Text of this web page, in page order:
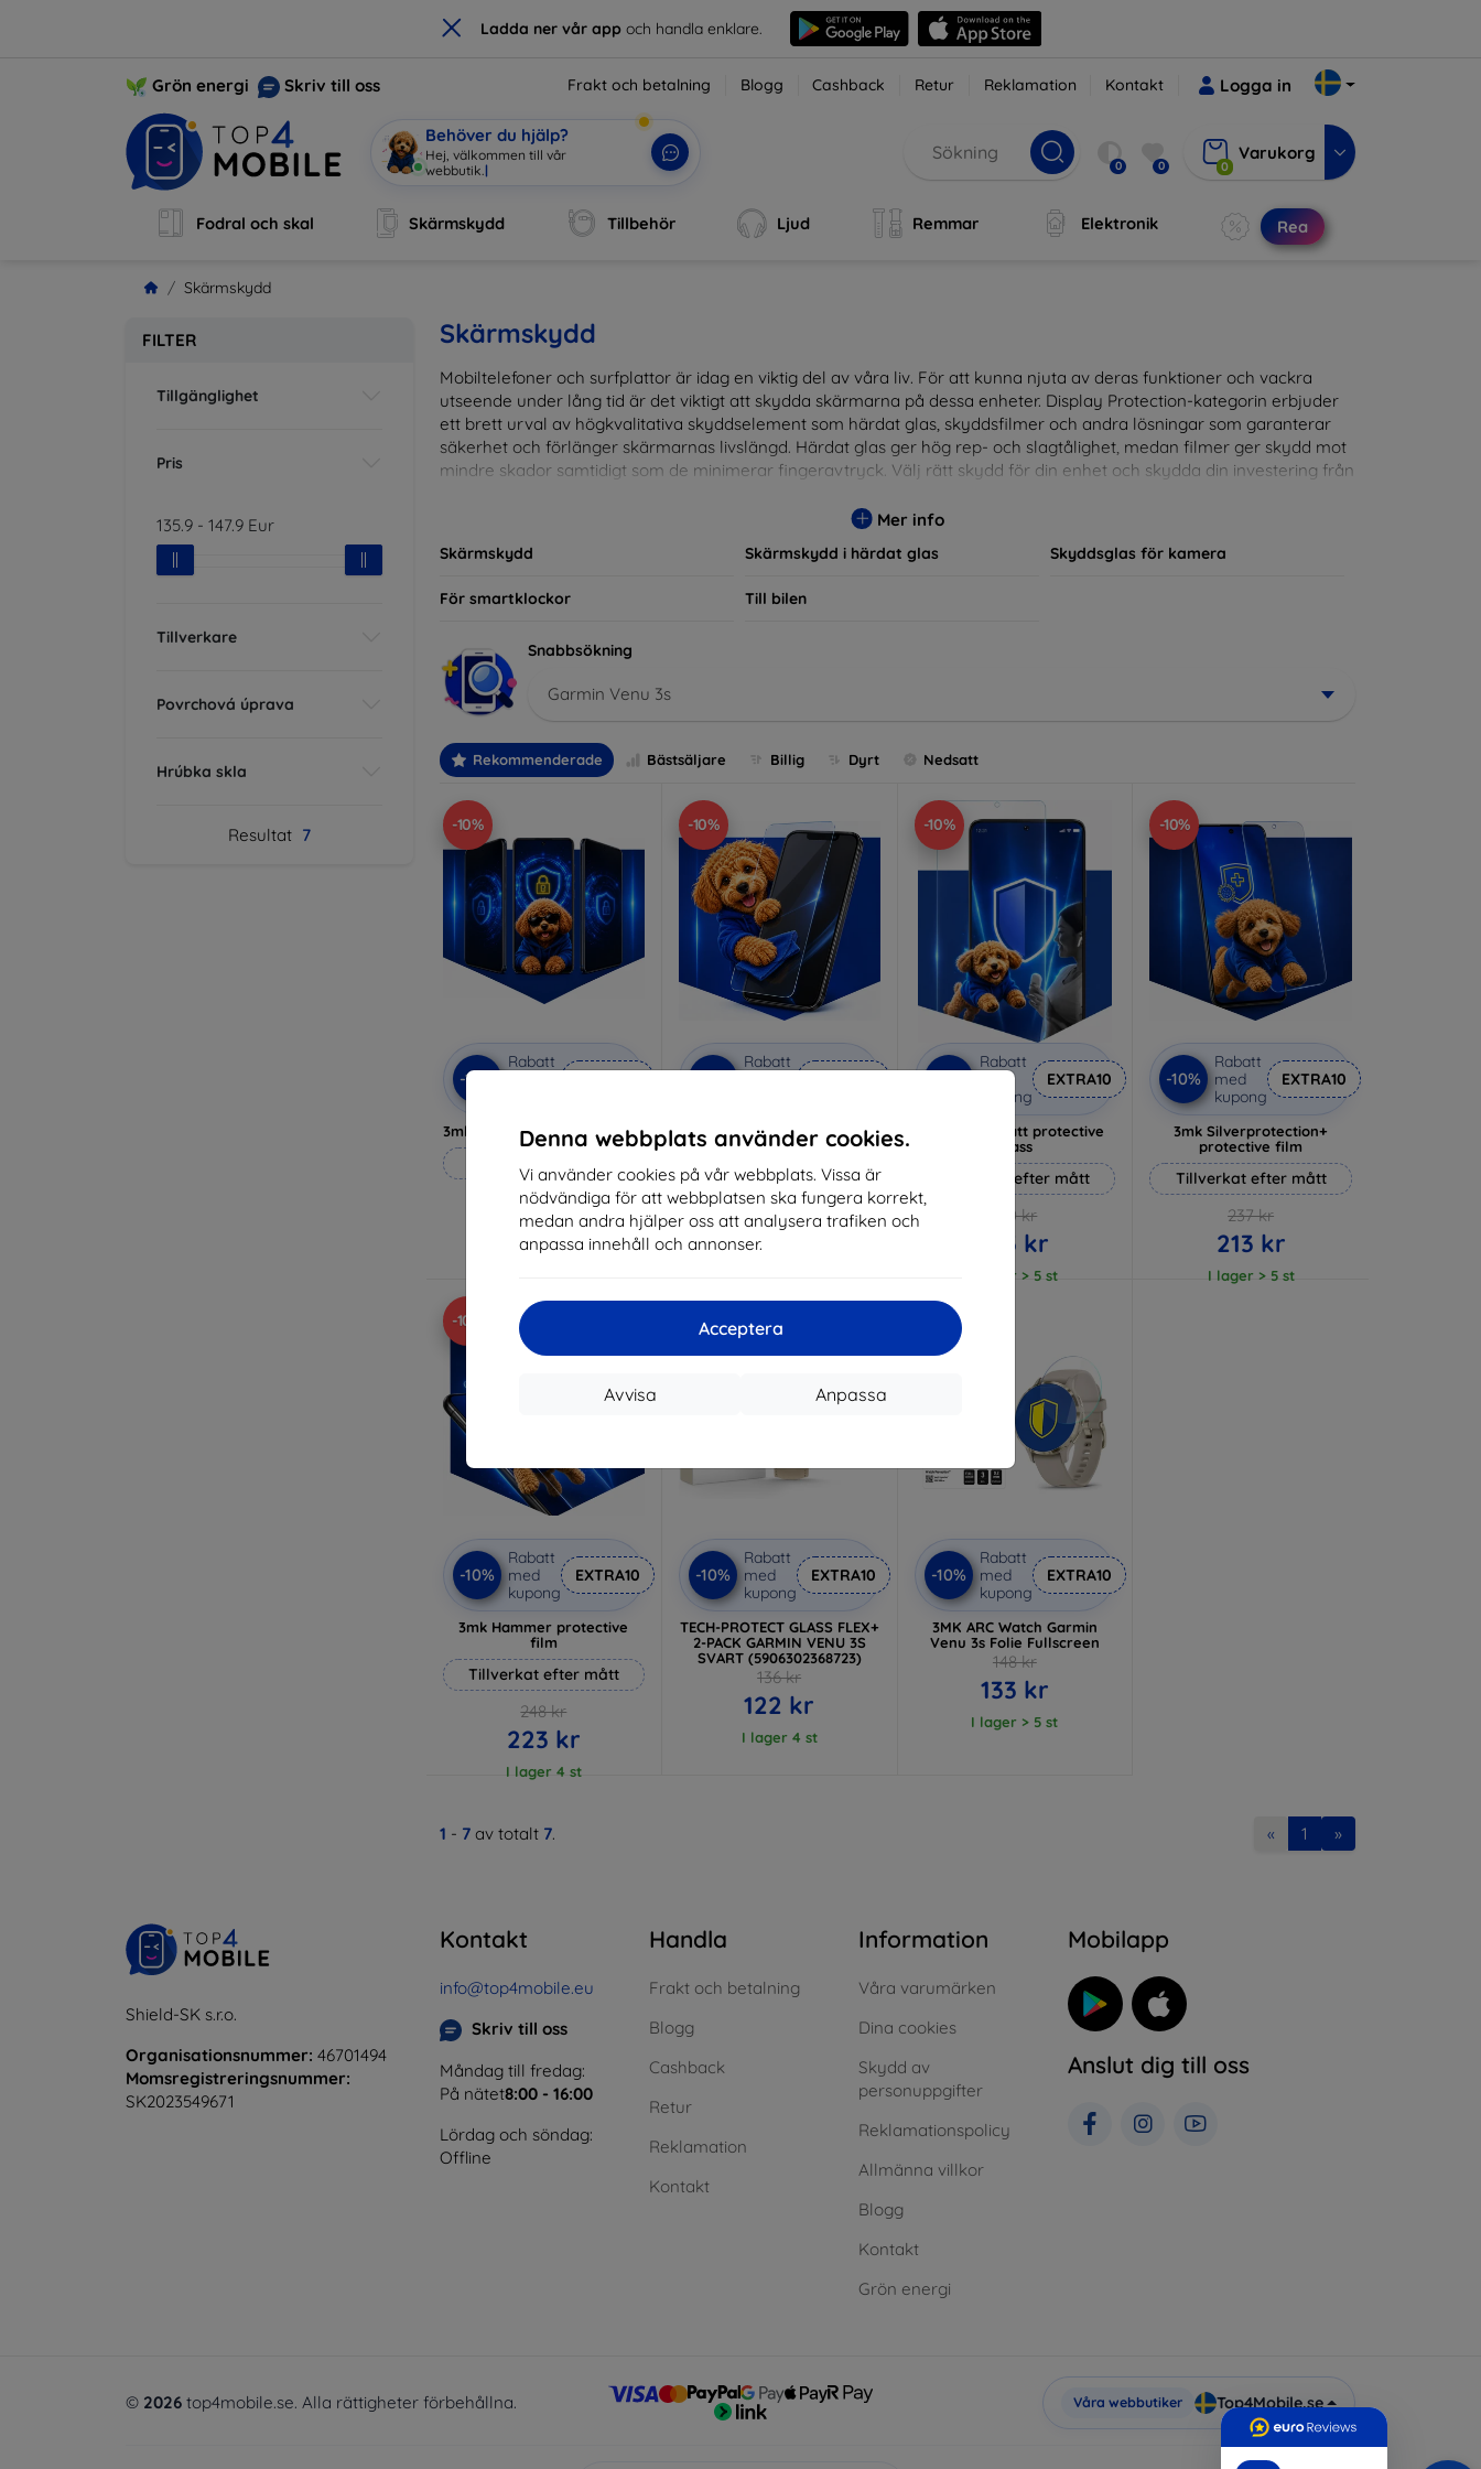
× Ladda ner vår app och handla enklare.
Denna webbplats använder cookies.
Vi använder cookies på vår webbplats. Vissa är
nödvändiga för att webbplatsen ska fungera korrekt,
medan andra hjälper oss att analysera trafiken och
anpassa innehåll och annonser.
Acceptera
Anpassa
Avvisa
Grön energi Skriv till oss Frakt och betalning Blogg Cashback Retur Reklamation Kontakt Logga in
Behöver du hjälp?
Hej, välkommen till vår 0 0 0
Varukorg
Fodral och skal Skärmskydd Tillbehör Ljud Remmar Elektronik Rea
Skärmskydd
FILTER
Tillgänglighet
Pris
135.9 - 147.9 Eur
Tillverkare
Povrchová úprava
Hrúbka skla
Resultat 7
Skärmskydd
Mobiltelefoner och surfplattor är idag en viktig del av våra liv. För att kunna njuta av deras funktioner och vackra
utseende under lång tid är det viktigt att skydda skärmarna på dessa enheter. Display Protection-kategorin erbjuder
ett brett urval av högkvalitativa skyddselement som härdat glas, skyddsfilmer och andra lösningar som garanterar
säkerhet och förlänger skärmarnas livslängd. Härdat glas ger hög rep- och slagtålighet, medan filmer ger skydd mot
mindre skador samtidigt som de minimerar fingeravtryck. Välj rätt skydd för din enhet och skydda din investering från
modeller, vilket säkerställer att varje kund hittar det perfekta skyddet för sin enhet.
Mer info
Skärmskydd Skärmskydd i härdat glas Skyddsglas för kamera
För smartklockor Till bilen
Snabbsökning
Garmin Venu 3s
Rekommenderade Bästsäljare Billig Dyrt Nedsatt
-10%
-10%
Rabatt
3mk Privacy protective glass
259 kr
233 kr
I lager 3 st
-10%
Rabatt
3mk Anti-Shock protective
glass
Tillverkat efter mått
214 kr
193 kr
-10%
Rabatt
kupong
EXTRA10
3mk Pure Matt protective
glass
Tillverkat efter mått
170 kr
153 kr
I lager > 5 st
-10%
-10%
Rabatt
med
kupong
EXTRA10
3mk Silverprotection+
protective film
Tillverkat efter mått
237 kr
213 kr
I lager > 5 st
-10%
-10%
Rabatt
med
kupong
EXTRA10
3mk Hammer protective
film
Tillverkat efter mått
248 kr
223 kr
I lager 4 st
-10%
-10%
Rabatt
med
kupong
EXTRA10
TECH-PROTECT GLASS FLEX+
2-PACK GARMIN VENU 3S
SVART (5906302368723)
136 kr
122 kr
I lager 4 st
-10%
Rabatt
med
kupong
EXTRA10
3MK ARC Watch Garmin
Venu 3s Folie Fullscreen
148 kr
133 kr
I lager > 5 st
1 - 7 av totalt 7. « 1 »
Shield-SK s.r.o.
Organisationsnummer: 46701494
Momsregistreringsnummer:
SK2023549671
Kontakt
info@top4mobile.eu
Skriv till oss
Måndag till fredag:
På nätet8:00 - 16:00
Lördag och söndag:
Offline
Handla
Frakt och betalning
Blogg
Cashback
Retur
Reklamation
Kontakt
Information
Våra varumärken
Dina cookies
Skydd av
personuppgifter
Reklamationspolicy
Allmänna villkor
Blogg
Kontakt
Grön energi
Mobilapp
Anslut dig till oss
© 2026 top4mobile.se. Alla rättigheter förbehållna. Våra webbutiker Top4Mobile.se